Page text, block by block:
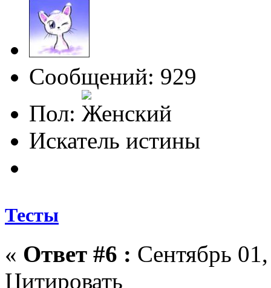
Сообщений: 929
Пол:
Искатель истины
Тесты
« Ответ #6 : Сентябрь
Цитировать